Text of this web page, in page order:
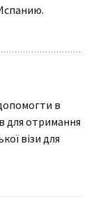
в
для отримання
візи для